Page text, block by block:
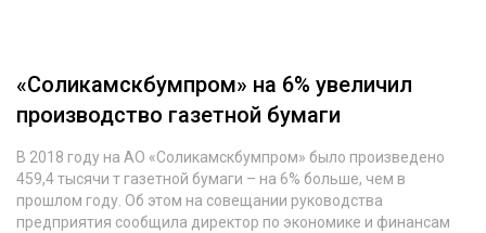
«Соликамскбумпром» на 6% увеличил
производство газетной бумаги
В 2018 году на АО «Соликамскбумпром» было произведено
459,4 тысячи т газетной бумаги – на 6% больше, чем в
прошлом году. Об этом на совещании руководства
предприятия сообщила директор по экономике и финансам